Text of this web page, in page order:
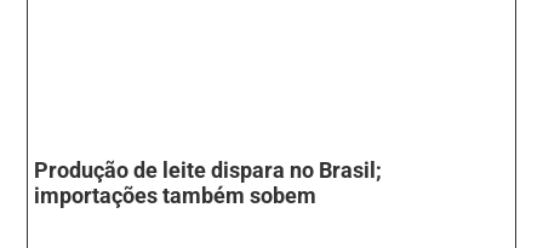
Produção de leite dispara no Brasil;
importações também sobem